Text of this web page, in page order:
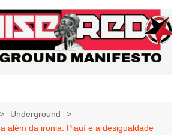
Underground
além da ironia: Piauí e a desigualdade